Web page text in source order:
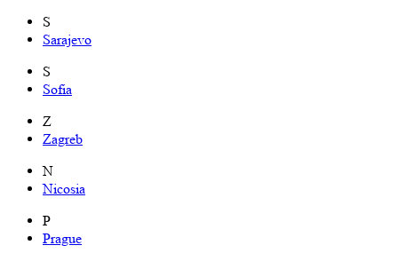
S
Sarajevo
S
Sofia
Z
Zagreb
N
Nicosia
P
Prague